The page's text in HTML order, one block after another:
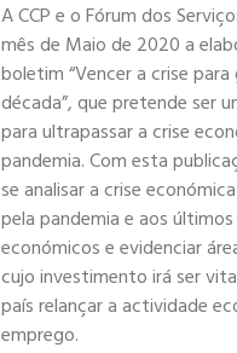
A CCP e o Fórum dos
mês de Maio de 2020 a
boletim “Vencer a crise para
década”, que pretende ser
para ultrapassar a crise
pandemia. Com esta
se analisar a crise
pela pandemia e aos
económicos e evidenciar
cujo investimento irá ser
país relançar a actividade
emprego.